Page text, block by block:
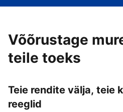
Võõrustage
teile toeks
Teie rendite välja, teie
reeglid